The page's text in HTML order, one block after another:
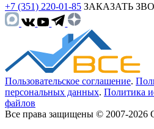
+7 (351) 220-01-85 ЗАКАЗАТЬ
Пользовательское соглашение.
персональных данных. Политика
файлов
Все права защищены © 2007-